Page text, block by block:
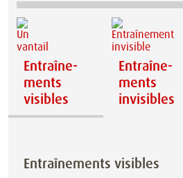
Entraîne­
ments
visibles
Entraîne­
ments
invisibles
Entraîne­ments visibles